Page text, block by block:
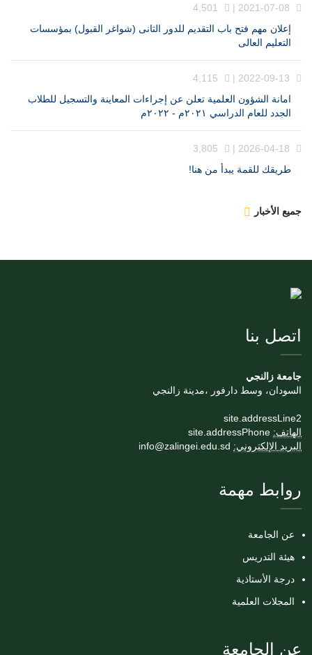
إعلان مهم فتح باب التقديم للدور الثانى (شواغر القبول) بمؤسسات
التعليم العالى
امانة الشؤون العلمية تعلن عن إجراءات المعاينة والتسجيل للطلاب
الجدد للعام الدراسي ٢٠٢١م - ٢٠٢٢م
طريقك للقمة يبدأ من هنا!
جميع الأخبار
اتصل بنا
جامعة زالنجي
السودان، وسط دارفور ،مدينة زالنجي
site.addressLine2
الهاتف: site.addressPhone
البريد الإلكتروني: info@zalingei.edu.sd
روابط مهمة
عن الجامعة
هيئة التدريس
درجة الأستاذية
المجلات العلمية
عن الجامعة